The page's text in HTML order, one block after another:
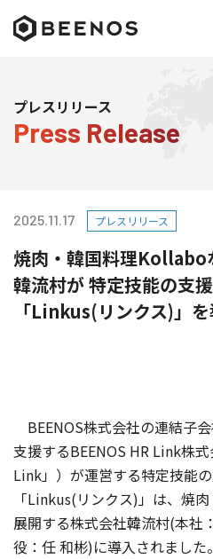
ニュース
サステナビリティ
採用情報
プレスリリース
Press Release
2025.11.17 プレスリリース
焼肉・韓国料理Kollabo
韓流村が 特定技能の支
「Linkus(リンクス)」を
BEENOS株式会社の連結子
支援するBEENOS HR Link株
Link」）が運営する特定技能
「Linkus(リンクス)」は、焼
展開する株式会社韓流村(本社
役：任 和彬)に導入されました。